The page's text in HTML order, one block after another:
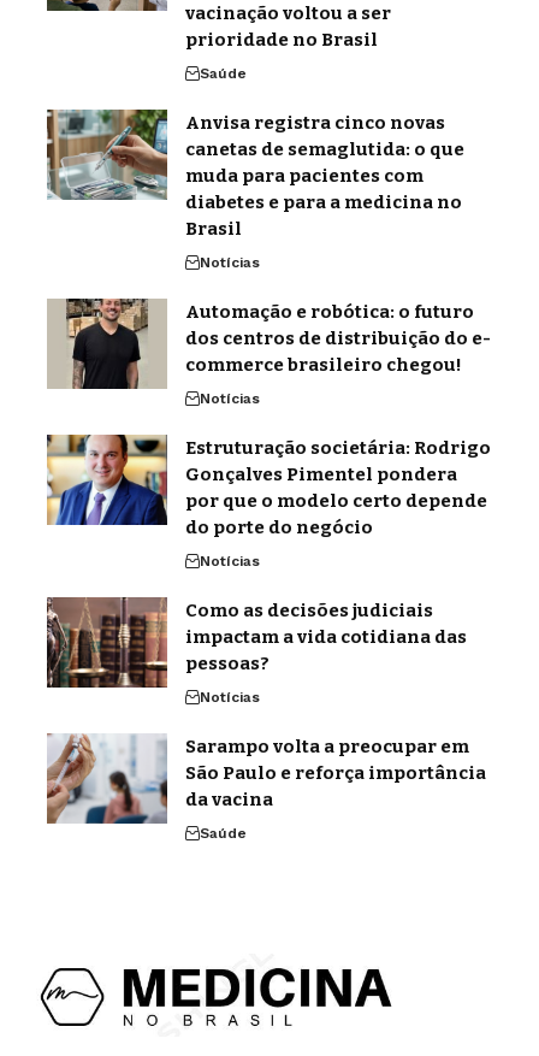
vacinação voltou a ser
prioridade no Brasil
Saúde
Anvisa registra cinco novas
canetas de semaglutida: o que
muda para pacientes com
diabetes e para a medicina no
Brasil
Notícias
Automação e robótica: o futuro
dos centros de distribuição do e-
commerce brasileiro chegou!
Notícias
Estruturação societária: Rodrigo
Gonçalves Pimentel pondera
por que o modelo certo depende
do porte do negócio
Notícias
Como as decisões judiciais
impactam a vida cotidiana das
pessoas?
Notícias
Sarampo volta a preocupar em
São Paulo e reforça importância
da vacina
Saúde